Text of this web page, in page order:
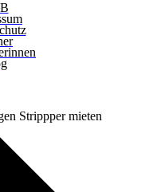
Strippper mieten